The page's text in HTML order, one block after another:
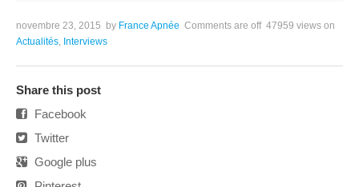
novembre 23, 2015 by France Apnée Comments are off 47959 views on
Actualités, Interviews
Share this post
Facebook
Twitter
Google plus